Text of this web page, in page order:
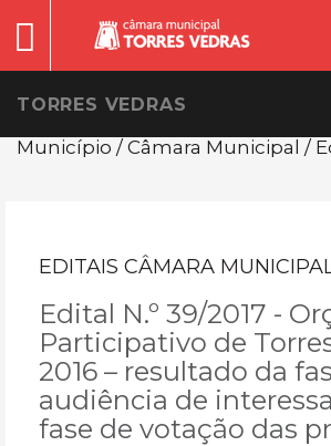
TORRES VEDRAS
Município / Câmara Municipal /
EDITAIS CÂMARA
Edital N.º 39/2017 -
Participativo de
2016 – resultado da
audiência de
fase de votação das